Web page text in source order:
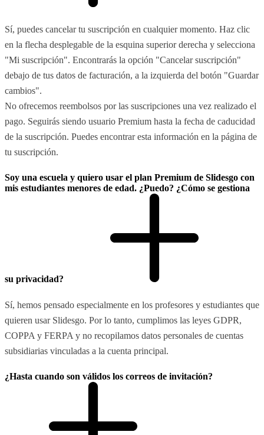
Sí, puedes cancelar tu suscripción en cualquier momento. Haz clic
en la flecha desplegable de la esquina superior derecha y selecciona
"Mi suscripción". Encontrarás la opción "Cancelar suscripción"
debajo de tus datos de facturación, a la izquierda del botón "Guardar
cambios".
No ofrecemos reembolsos por las suscripciones una vez realizado el
pago. Seguirás siendo usuario Premium hasta la fecha de caducidad
de la suscripción. Puedes encontrar esta información en la página de
tu suscripción.
Soy una escuela y quiero usar el plan Premium de Slidesgo con
mis estudiantes menores de edad. ¿Puedo? ¿Cómo se gestiona
su privacidad?
Sí, hemos pensado especialmente en los profesores y estudiantes que
quieren usar Slidesgo. Por lo tanto, cumplimos las leyes GDPR,
COPPA y FERPA y no recopilamos datos personales de cuentas
subsidiarias vinculadas a la cuenta principal.
¿Hasta cuando son válidos los correos de invitación?